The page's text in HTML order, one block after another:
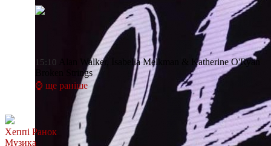
15:10
Alan Walker, Isabella Melkman & Katherine O'Ryan
Broken Strings
⌚ ще раніше
Хеппі Ранок
Музика